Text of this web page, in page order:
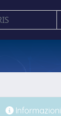
Informazioni